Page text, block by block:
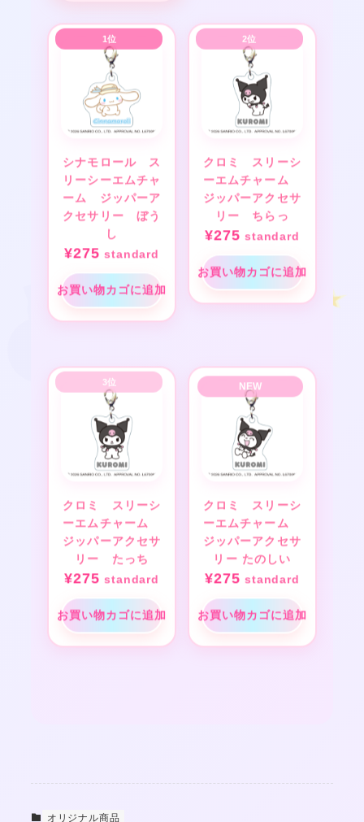
シナモロール ス
リーシーエムチャ
ーム ジッパーア
クセサリー ぼう
し
¥275 standard
お買い物カゴに追加
クロミ スリーシ
ーエムチャーム
ジッパーアクセサ
リー ちらっ
¥275 standard
お買い物カゴに追加
クロミ スリーシ
ーエムチャーム
ジッパーアクセサ
リー たっち
¥275 standard
お買い物カゴに追加
クロミ スリーシ
ーエムチャーム
ジッパーアクセサ
リー たのしい
¥275 standard
お買い物カゴに追加
オリジナル商品